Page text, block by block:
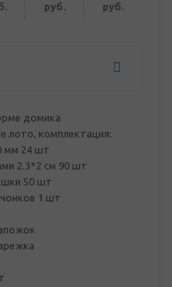
руб.
руб.
домика
лото, комплектация:
мм 24 шт
2.3*2 см 90 шт
50 шт
1 шт